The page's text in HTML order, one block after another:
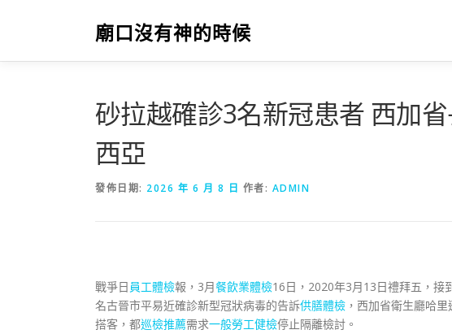
要
廟口沒有神的時候
砂拉越確診3名新冠患者 西加
西亞
發佈日期: 2026 年 6 月 8 日 作者: ADMIN
戰爭日 員工體檢報，3月餐飲業體檢16日，2020年3月13日禮拜五，接
名古晉市平易近確診新型冠狀病毒的告訴供膳體檢 ，西加省衛生廳哈
搭客，都巡檢推薦需求一般勞工健檢停止隔離檢討。